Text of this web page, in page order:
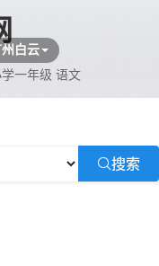
州白云
一年级 语文
,数学,地理,语文,英语
地理,化学,政治,数学,语文
数学,英语,物理
,地理,历史,政治,物理,数学
搜索